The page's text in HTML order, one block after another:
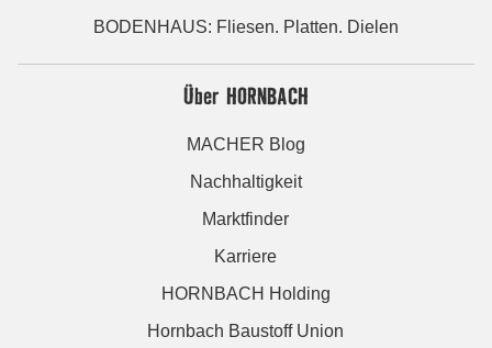
BODENHAUS: Fliesen. Platten. Dielen
Über HORNBACH
MACHER Blog
Nachhaltigkeit
Marktfinder
Karriere
HORNBACH Holding
Hornbach Baustoff Union